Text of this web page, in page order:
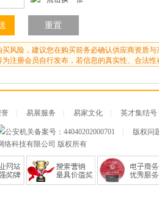
风险，建议您在购买前务必确认供应商资质与
注册会员自行发布，若信息的真实性、合法性
易展服务 易家文化 英才集结号
公安机关备案号： 44040202000701
版权问
络科技有限公司 版权所有